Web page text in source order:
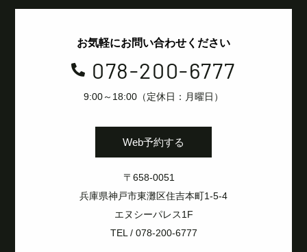
お気軽にお問い合わせください
 078-200-6777
9:00～18:00（定休日：月曜日）
Web予約する
〒658-0051
兵庫県神戸市東灘区住吉本町1-5-4
エヌシーパレス1F
TEL / 078-200-6777